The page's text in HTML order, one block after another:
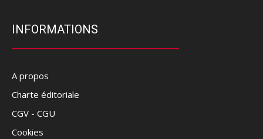
INFORMATIONS
A propos
Charte éditoriale
CGV - CGU
Cookies